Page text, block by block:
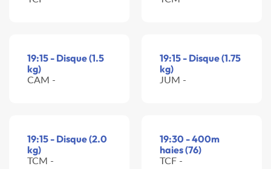
19:15 - Disque (1.5
kg)
CAM -
19:15 - Disque (1.75
kg)
JUM -
19:15 - Disque (2.0
kg)
TCM -
19:30 - 400m
haies (76)
TCF -